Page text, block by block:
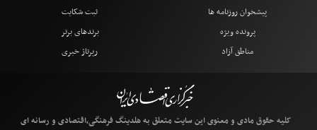
پیشخوان روزنامه ها
پرونده ویژه
مناطق آزاد
ثبت شکایت
برندهای برتر
رپرتاژ خبری
کلیه حقوق مادی و معنوی این سایت متعلق به هلدینگ فرهنگی،اقتصادی و رسانه ای